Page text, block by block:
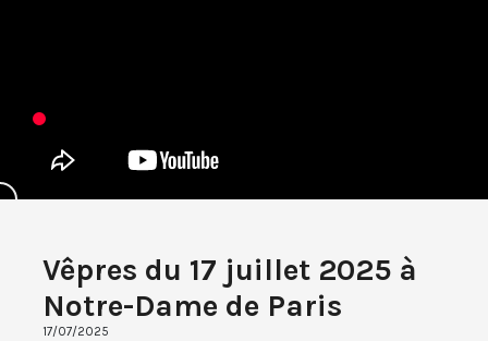
Vêpres du 17 juillet 2025 à
Notre-Dame de Paris
17/07/2025